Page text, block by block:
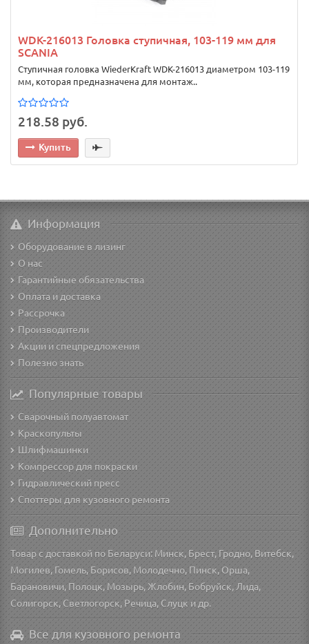
WDK-216013 Головка ступичная, 103-119 мм для
SCANIA
Ступичная головка WiederKraft WDK-216013 диаметром 103-119
мм, которая предназначена для монтаж..
218.58 руб.
Купить
Информация
Оборудование в лизинг
О нас
Гарантийные обязательства
Оплата и доставка
Рассрочка
Производители
Акции и спецпредложения
Полезно знать
Популярные товары
Сварочный полуавтомат
Краскопульты
Шлифмашинки
Компрессор для покраски
Гидравлический пресс
Споттеры для кузовного ремонта
Дополнительно
Товар с доставкой по Беларуси: Минск, Брест, Гродно, Витебск,
Могилев, Гомель, Борисов, Молодечно, Пинск, Орша,
Барановичи, Полоцк, Мозырь, Жлобин, Бобруйск, Лида,
Солигорск, Светлогорск, Речица, Слуцк и др.
Все для кузовного ремонта